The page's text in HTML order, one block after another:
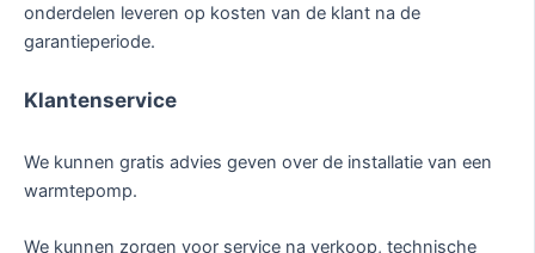
onderdelen leveren op kosten van de klant na de
garantieperiode.
Klantenservice
We kunnen gratis advies geven over de installatie van een
warmtepomp.
We kunnen zorgen voor service na verkoop, technische